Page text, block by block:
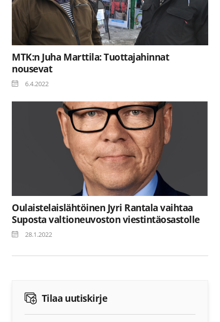
MTK:n Juha Marttila: Tuottajahinnat
nousevat
6.4.2022
Oulaistelaislähtöinen Jyri Rantala vaihtaa
Suposta valtioneuvoston viestintäosastolle
28.1.2022
Tilaa uutiskirje